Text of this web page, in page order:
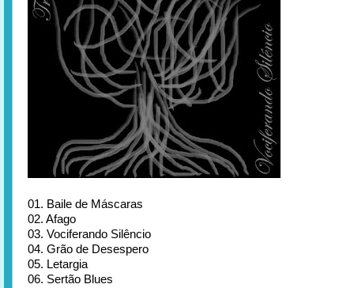
01. Baile de Máscaras
02. Afago
03. Vociferando Silêncio
04. Grão de Desespero
05. Letargia
06. Sertão Blues